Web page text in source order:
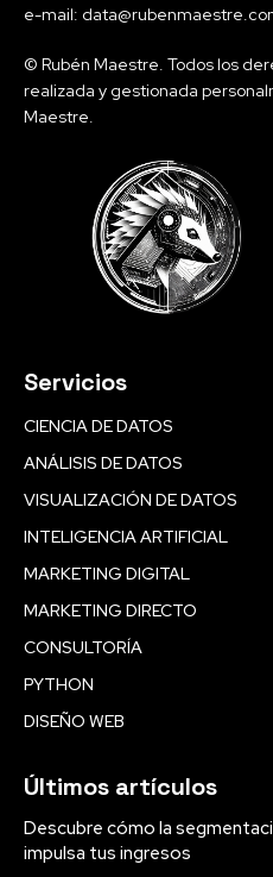
e-mail:
© Rubén Maestre. Todos los
realizada y gestionada
Maestre.
Servicios
CIENCIA DE DATOS
ANÁLISIS DE DATOS
VISUALIZACIÓN DE DATOS
INTELIGENCIA ARTIFICIAL
MARKETING DIGITAL
MARKETING DIRECTO
CONSULTORÍA
PYTHON
DISEÑO WEB
Últimos artículos
Descubre cómo la
impulsa tus ingresos